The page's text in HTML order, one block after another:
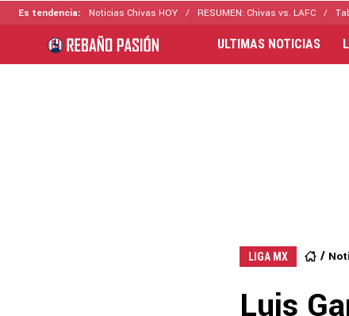
Es tendencia: Noticias Chivas HOY RESUMEN: Chivas vs. LAFC
ULTIMAS NOTICIAS
LIGA MX
Luis